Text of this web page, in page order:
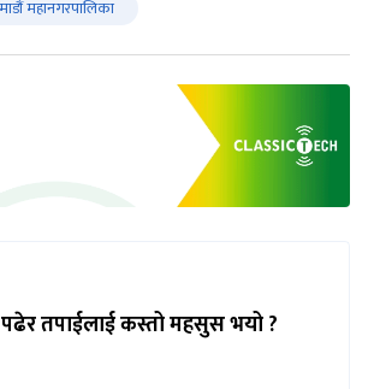
महानगरपालिका
तपाईलाई कस्तो महसुस भयो ?